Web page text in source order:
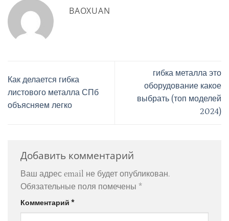
BAOXUAN
Как делается гибка
листового металла СПб
объясняем легко
гибка металла это
оборудование какое
выбрать (топ моделей
2024)
Добавить комментарий
Ваш адрес email не будет опубликован.
Обязательные поля помечены *
Комментарий *